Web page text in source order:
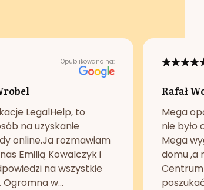
Opublikowano na:
LegalHelp, to
na uzyskanie
online.Ja rozmawiam
Emilią Kowalczyk i
na wszystkie
w...
Rafał
Mega
nie było
Mega
domu ,a